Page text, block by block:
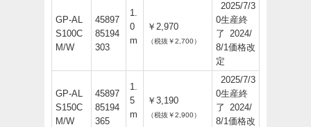
GP-AL
S100C
M/W
45897
85194
303
1.
0
m
￥2,970
（税抜￥2,700）
2025/7/3
0生産終
了 2024/
8/1価格改
定
GP-AL
S150C
M/W
45897
85194
365
1.
5
m
￥3,190
（税抜￥2,900）
2025/7/3
0生産終
了 2024/
8/1価格改